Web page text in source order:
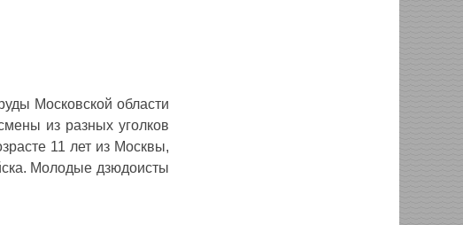
Московской области
из разных уголков
11 лет из Москвы,
Молодые дзюдоисты